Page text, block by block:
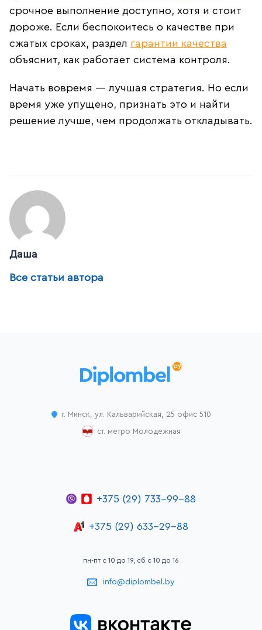
срочное выполнение доступно, хотя и стоит
дороже. Если беспокоитесь о качестве при
сжатых сроках, раздел гарантии качества
объяснит, как работает система контроля.
Начать вовремя — лучшая стратегия. Но если
время уже упущено, признать это и найти
решение лучше, чем продолжать откладывать.
Даша
Все статьи автора
г. Минск, ул. Кальварийская, 25 офис 510
ст. метро Молодежная
+375 (29) 733-99-88
+375 (29) 633-29-88
пн-пт с 10 до 19, сб с 10 до 16
info@diplombel.by